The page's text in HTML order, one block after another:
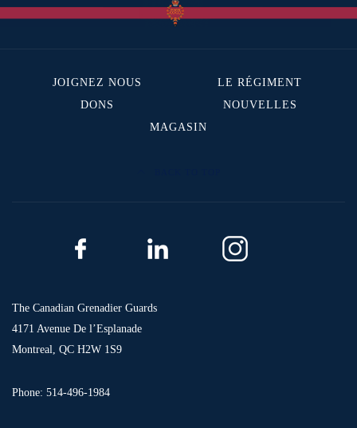
JOIGNEZ NOUS
LE RÉGIMENT
DONS
NOUVELLES
MAGASIN
The Canadian Grenadier Guards
4171 Avenue De l’Esplanade
Montreal, QC H2W 1S9
Phone: 514-496-1984